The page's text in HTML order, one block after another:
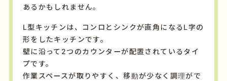
あるかもしれません。
L型キッチンは、コンロとシンクが直角になる L字の
形をしたキッチンです。
壁に沿って 2つのカウンターが配置されているタイ
プです。
作業スペースが取りやすく、移動が少なく調理がで